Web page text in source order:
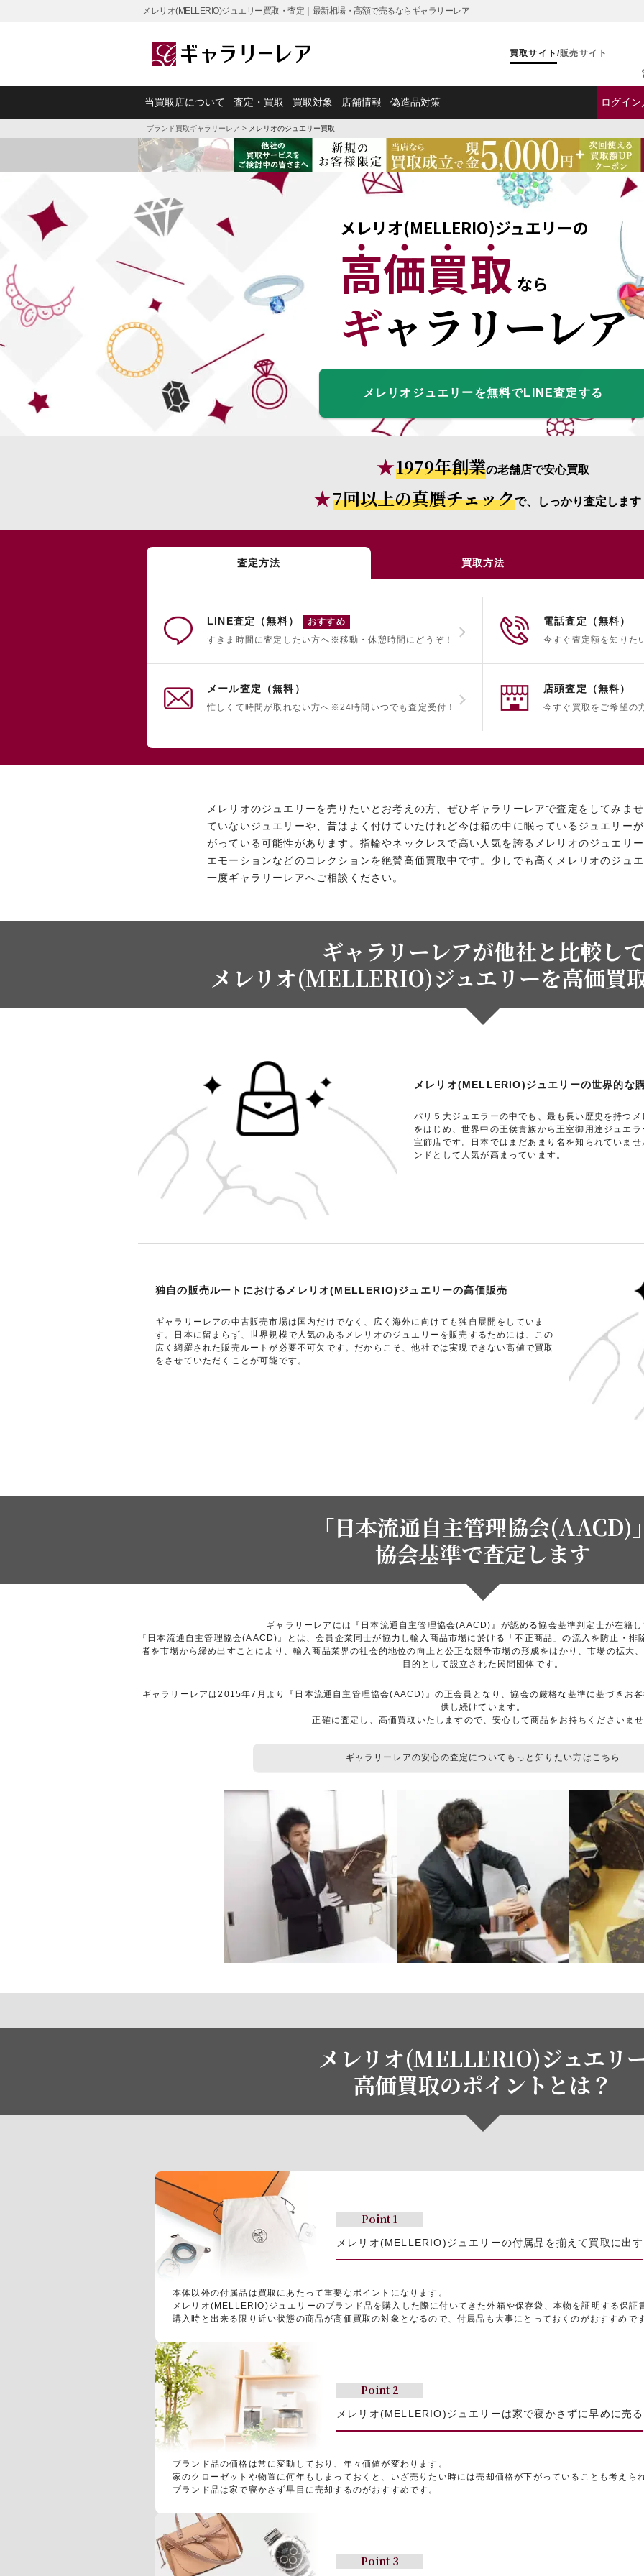
メレリオ(MELLERIO)ジュエリー買取・査定｜最新相場・高額で売るならギャラリーレア
買取サイト /販売サイト
当買取店について 査定・買取 買取対象 店舗情報 偽造品対策 ログイ
ブランド買取ギャラリーレア > メレリオのジュエリー買取
メレリオ(MELLERIO)ジュエリーの
高価買取 なら
ギャラリーレア
メレリオジュエリーを無料でLINE査定する
1979年創業の老舗店で安心買取
7回以上の真贋チェックで、しっかり査定します
査定方法 買取方法
LINE査定（無料）
おすすめ
すきま時間に査定したい方へ ※移動・休憩時間にどうぞ！
電話査定（無料）
今すぐ査定額を知りた
メール査定（無料）
忙しくて時間が取れない方へ ※24時間いつでも査定受付！
店頭査定（無料）
今すぐ買取をご希望の
メレリオのジュエリーを売りたいとお考えの方、ぜひギャラリーレアで査定をしてみま
ていないジュエリーや、昔はよく付けていたけれど今は箱の中に眠っているジュエリー
がっている可能性があります。指輪やネックレスで高い人気を誇るメレリオのジュエリ
エモーションなどのコレクションを絶賛高価買取中です。少しでも高くメレリオのジュ
一度ギャラリーレアへご相談ください。
ギャラリーレアが他社と比較して
メレリオ(MELLERIO)ジュエリーを高価買
メレリオ(MELLERIO)ジュエリーの世界的な
パリ５大ジュエラーの中でも、最も長い歴史を持つ
をはじめ、世界中の王侯貴族から王室御用達ジュエ
宝飾店です。日本ではまだあまり名を知られていま
ンドとして人気が高まっています。
独自の販売ルートにおけるメレリオ(MELLERIO)ジュエリーの高価販売
ギャラリーレアの中古販売市場は国内だけでなく、広く海外に向けても独自展開をしていま
す。日本に留まらず、世界規模で人気のあるメレリオのジュエリーを販売するためには、この
広く網羅された販売ルートが必要不可欠です。だからこそ、他社では実現できない高値で買取
をさせていただくことが可能です。
「日本流通自主管理協会(AACD)
協会基準で査定します
ギャラリーレアには『日本流通自主管理協会(AACD)』が認める協会基準判定士が在籍
『日本流通自主管理協会(AACD)』とは、会員企業同士が協力し輸入商品市場に於ける「不正商品」の流入を防止・
者を市場から締め出すことにより、輸入商品業界の社会的地位の向上と公正な競争市場の形成をはかり、市場の拡大
目的として設立された民間団体です。
ギャラリーレアは2015年7月より『日本流通自主管理協会(AACD)』の正会員となり、協会の厳格な基準に基づきお
供し続けています。
正確に査定し、高価買取いたしますので、安心して商品をお持ちくださいま
ギャラリーレアの安心の査定についてもっと知りたい方はこちら
メレリオ(MELLERIO)ジュエリ
高価買取のポイントとは？
Point 1
メレリオ(MELLERIO)ジュエリーの付属品を揃えて買取に出す
本体以外の付属品は買取にあたって重要なポイントになります。
メレリオ(MELLERIO)ジュエリーのブランド品を購入した際に付いてきた外箱や保存袋、本物を証明する保証
購入時と出来る限り近い状態の商品が高価買取の対象となるので、付属品も大事にとっておくのがおすすめで
Point 2
メレリオ(MELLERIO)ジュエリーは家で寝かさずに早めに売る
ブランド品の価格は常に変動しており、年々価値が変わります。
家のクローゼットや物置に何年もしまっておくと、いざ売りたい時には売却価格が下がっていることも考えら
ブランド品は家で寝かさず早目に売却するのがおすすめです。
Point 3